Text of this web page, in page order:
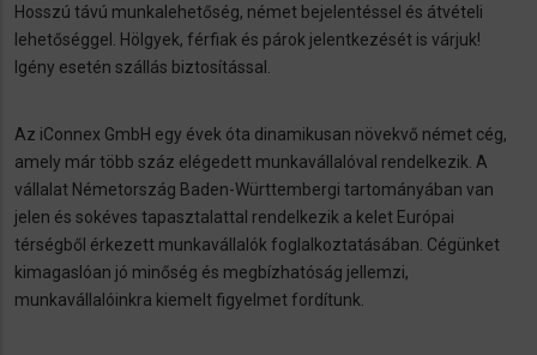
Hosszú távú munkalehetőség, német bejelentéssel és átvételi
lehetőséggel. Hölgyek, férfiak és párok jelentkezését is várjuk!
Igény esetén szállás biztosítással.
Az iConnex GmbH egy évek óta dinamikusan növekvő német cég,
amely már több száz elégedett munkavállalóval rendelkezik. A
vállalat Németország Baden-Württembergi tartományában van
jelen és sokéves tapasztalattal rendelkezik a kelet Európai
térségből érkezett munkavállalók foglalkoztatásában. Cégünket
kimagaslóan jó minőség és megbízhatóság jellemzi,
munkavállalóinkra kiemelt figyelmet fordítunk.